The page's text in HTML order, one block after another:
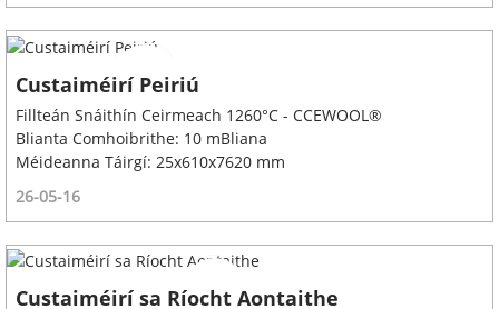
Custaiméirí Peiriú
Fillteán Snáithín Ceirmeach 1260°C - CCEWOOL®
Blianta Comhoibrithe: 10 mBliana
Méideanna Táirgí: 25x610x7620 mm
26-05-16
Custaiméirí sa Ríocht Aontaithe